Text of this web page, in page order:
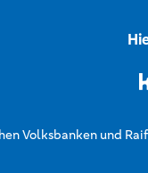
Volksbanken und